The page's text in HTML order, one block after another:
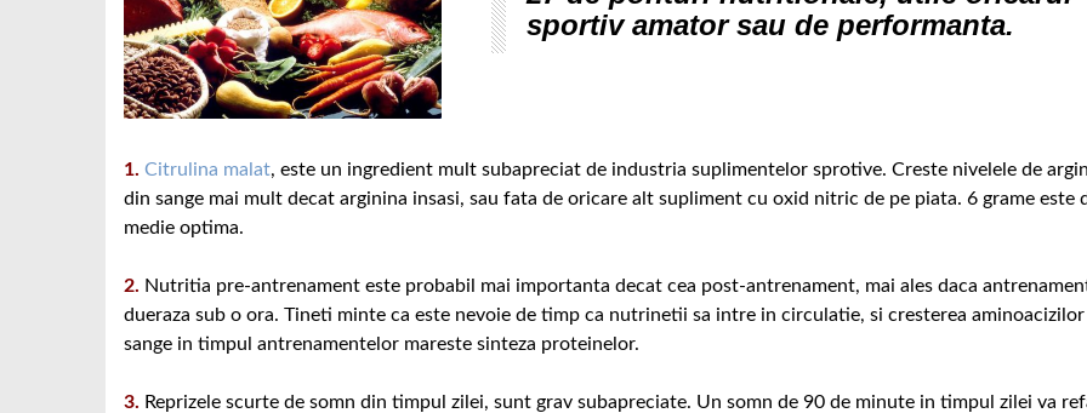
sportiv amator sau de performanta.
1. Citrulina malat, este un ingredient mult subapreciat de industria suplimentelor sprotive. Creste nivelele de
din sange mai mult decat arginina insasi, sau fata de oricare alt supliment cu oxid nitric de pe piata. 6 grame este
medie optima.
2. Nutritia pre-antrenament este probabil mai importanta decat cea post-antrenament, mai ales daca
dueraza sub o ora. Tineti minte ca este nevoie de timp ca nutrinetii sa intre in circulatie, si cresterea aminoacizilor
sange in timpul antrenamentelor mareste sinteza proteinelor.
3. Reprizele scurte de somn din timpul zilei, sunt grav subapreciate. Un somn de 90 de minute in timpul zilei va